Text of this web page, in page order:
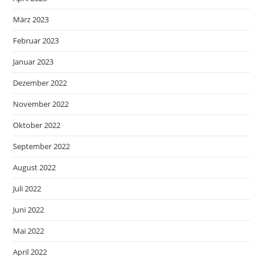
März 2023
Februar 2023
Januar 2023
Dezember 2022
November 2022
Oktober 2022
September 2022
August 2022
Juli 2022
Juni 2022
Mai 2022
April 2022